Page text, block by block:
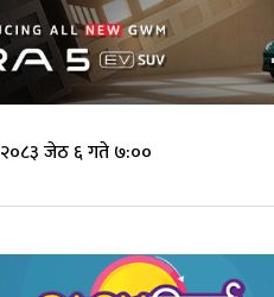
२०८३ जेठ ६ गते ७:००